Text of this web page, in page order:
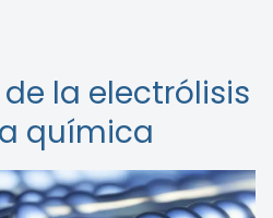
la electrólisis
química